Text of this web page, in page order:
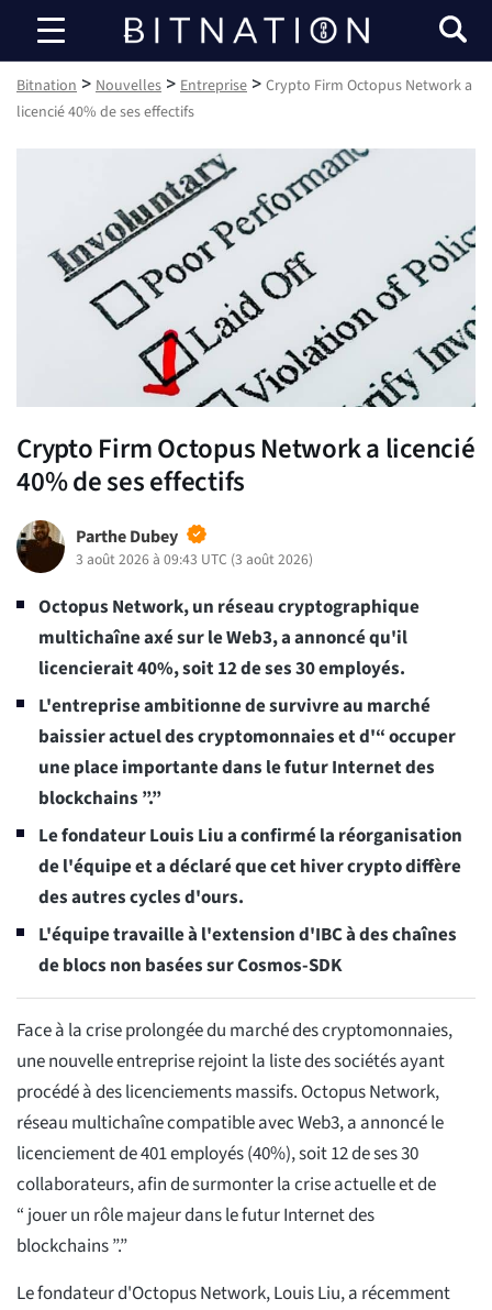
Bitnation
Bitnation > Nouvelles > Entreprise > Crypto Firm Octopus Network a
licencié 40% de ses effectifs
Crypto Firm Octopus Network a licencié
40% de ses effectifs
Parthe Dubey
3 août 2026 à 09:43 UTC (3 août 2026)
Octopus Network, un réseau cryptographique
multichaîne axé sur le Web3, a annoncé qu'il
licencierait 40%, soit 12 de ses 30 employés.
L'entreprise ambitionne de survivre au marché
baissier actuel des cryptomonnaies et d'“ occuper
une place importante dans le futur Internet des
blockchains ”.”
Le fondateur Louis Liu a confirmé la réorganisation
de l'équipe et a déclaré que cet hiver crypto diffère
des autres cycles d'ours.
L'équipe travaille à l'extension d'IBC à des chaînes
de blocs non basées sur Cosmos-SDK
Face à la crise prolongée du marché des cryptomonnaies,
une nouvelle entreprise rejoint la liste des sociétés ayant
procédé à des licenciements massifs. Octopus Network,
réseau multichaîne compatible avec Web3, a annoncé le
licenciement de 401 employés (40%), soit 12 de ses 30
collaborateurs, afin de surmonter la crise actuelle et de
“ jouer un rôle majeur dans le futur Internet des
blockchains ”.”
Le fondateur d'Octopus Network, Louis Liu, a récemment